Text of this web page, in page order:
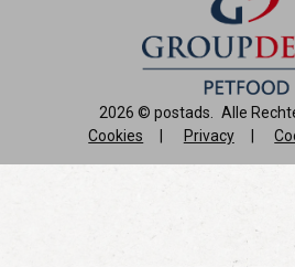
2026 © postads
Alle
Cookies
Privacy